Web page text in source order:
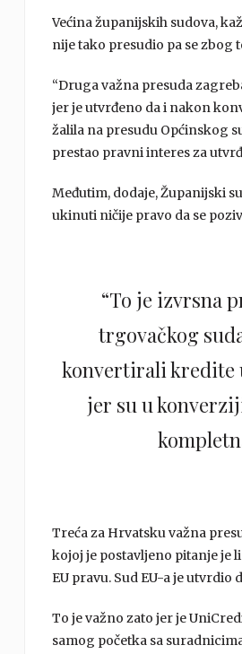
Većina županijskih sudova,
nije tako presudio pa se zbog
“Druga važna presuda
jer je utvrđeno da i nakon
žalila na presudu Općinskog
prestao pravni interes za
Međutim, dodaje, Županijski
ukinuti ničije pravo da se
“To je izvrsna
trgovačkog
konvertirali kredite
jer su u
Treća za Hrvatsku važna
kojoj je postavljeno pitanje je
EU pravu. Sud EU-a je
To je važno zato jer je
samog početka sa